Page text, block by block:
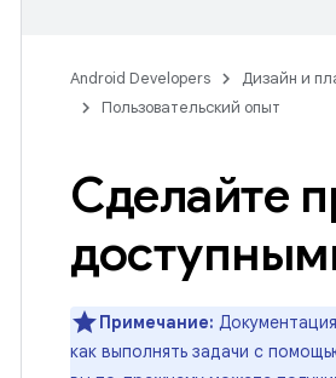
Android Developers Дизайн и
Пользовательский опыт
Сделайте
Примечание:
как выполнять задачи с